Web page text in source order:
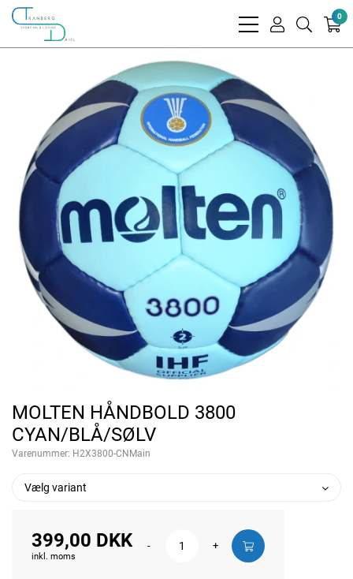
bars
user
search
0
MOLTEN HÅNDBOLD 3800
CYAN/BLÅ/SØLV
Varenummer: H2X3800-CNMain
Vælg variant
399,00 DKK
inkl. moms
- +